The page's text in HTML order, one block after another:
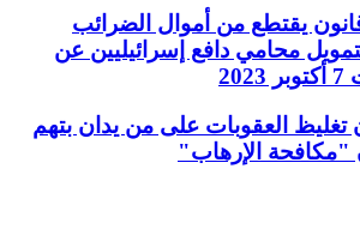
قانون يقتطع من أموال الضرائب
محامي دافع إسرائيليين عن
العقوبات على من يدان بتهم
"مكافحة الإرهاب"